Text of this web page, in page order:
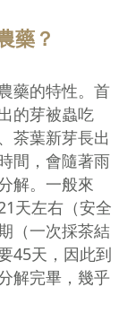
藥？
藥的特性。首
的芽被蟲吃
茶葉新芽長出
間，會隨著雨
解。一般來
天左右（安全
（一次採茶結
45天，因此到
解完畢，幾乎